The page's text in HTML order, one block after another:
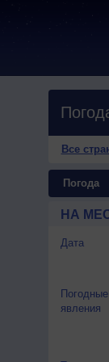
Все
Погода
НА
Дата
Погодные
явления